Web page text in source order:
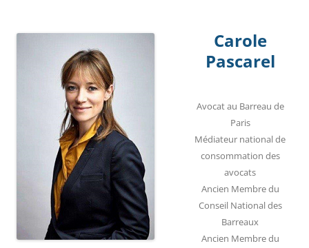
Carole
Pascarel
Avocat au Barreau de
Paris
Médiateur national de
consommation des
avocats
Ancien Membre du
Conseil National des
Barreaux
Ancien Membre du